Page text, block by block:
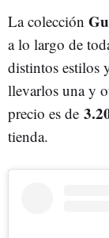
La colección
a lo largo de
distintos estilos
llevarlos una y
precio es de
tienda.